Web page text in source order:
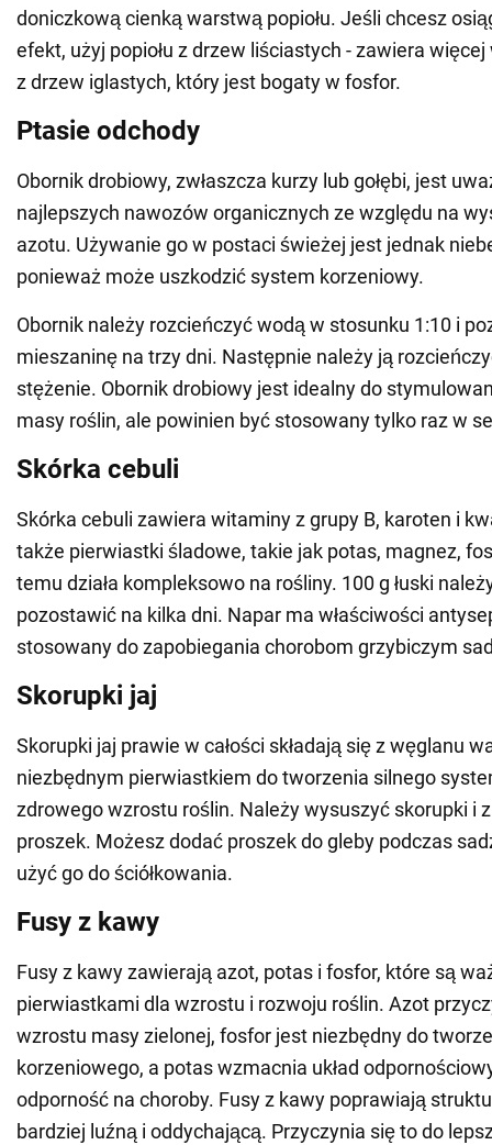
doniczkową cienką warstwą popiołu. Jeśli chcesz
efekt, użyj popiołu z drzew liściastych - zawiera więcej
z drzew iglastych, który jest bogaty w fosfor.
Ptasie odchody
Obornik drobiowy, zwłaszcza kurzy lub gołębi, jest
najlepszych nawozów organicznych ze względu na
azotu. Używanie go w postaci świeżej jest jednak
ponieważ może uszkodzić system korzeniowy.
Obornik należy rozcieńczyć wodą w stosunku 1:10 i
mieszaninę na trzy dni. Następnie należy ją
stężenie. Obornik drobiowy jest idealny do
masy roślin, ale powinien być stosowany tylko raz w
Skórka cebuli
Skórka cebuli zawiera witaminy z grupy B, karoten i
także pierwiastki śladowe, takie jak potas, magnez,
temu działa kompleksowo na rośliny. 100 g łuski
pozostawić na kilka dni. Napar ma właściwości
stosowany do zapobiegania chorobom grzybiczym
Skorupki jaj
Skorupki jaj prawie w całości składają się z węglanu
niezbędnym pierwiastkiem do tworzenia silnego
zdrowego wzrostu roślin. Należy wysuszyć skorupki i
proszek. Możesz dodać proszek do gleby podczas
użyć go do ściółkowania.
Fusy z kawy
Fusy z kawy zawierają azot, potas i fosfor, które są
pierwiastkami dla wzrostu i rozwoju roślin. Azot
wzrostu masy zielonej, fosfor jest niezbędny do
korzeniowego, a potas wzmacnia układ
odporność na choroby. Fusy z kawy poprawiają
bardziej luźną i oddychającą. Przyczynia się to do